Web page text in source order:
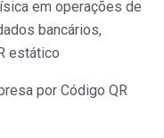
em operações de
bancários,
estático
por Código QR